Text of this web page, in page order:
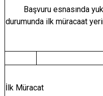
Başvuru esnasında
durumunda ilk müracaat
İlk Müracat